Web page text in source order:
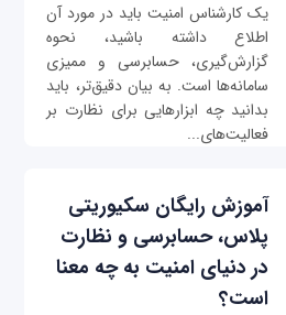
یک کارشناس امنیت باید در مورد آن
اطلاع داشته باشید، نحوه
گزارش‌گیری، حسابرسی و ممیزی
سامانه‌ها است. به بیان دقیق‌تر، باید
بدانید چه ابزارهایی برای نظارت بر
فعالیت‌های...
آموزش رایگان سکیوریتی
پلاس، حسابرسی و نظارت
در دنیای امنیت به چه معنا
است؟